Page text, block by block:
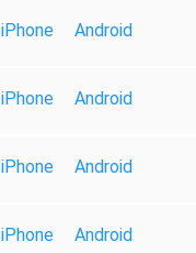
iPhone Android
iPhone Android
iPhone Android
iPhone Android